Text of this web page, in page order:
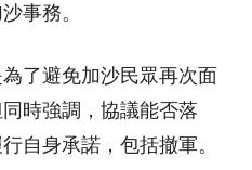
事務。
了避免加沙民眾再次面
時強調，協議能否落
自身承諾，包括撤軍。